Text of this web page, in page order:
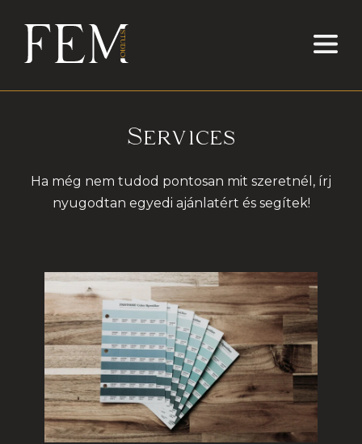
CONTACT
Services
Ha még nem tudod pontosan mit szeretnél, írj
nyugodtan egyedi ajánlatért és segítek!